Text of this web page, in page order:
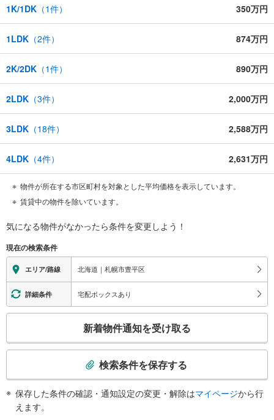
1K/1DK （1件） 350万円
1LDK （2件） 874万円
2K/2DK （1件） 890万円
2LDK （3件） 2,000万円
3LDK （18件） 2,588万円
4LDK （4件） 2,631万円
物件が所在する市区町村を対象とした平均価格を表示しています。
賃貸中の物件を除いています。
気になる物件がなかったら条件を変更しよう！
現在の検索条件
エリア/路線 北海道｜札幌市豊平区
詳細条件 宅配ボックスあり
検
新着物件通知を受け取る
検索条件を保存する
保存した条件の確認・通知設定の変更・解除はマイページから行
えます。